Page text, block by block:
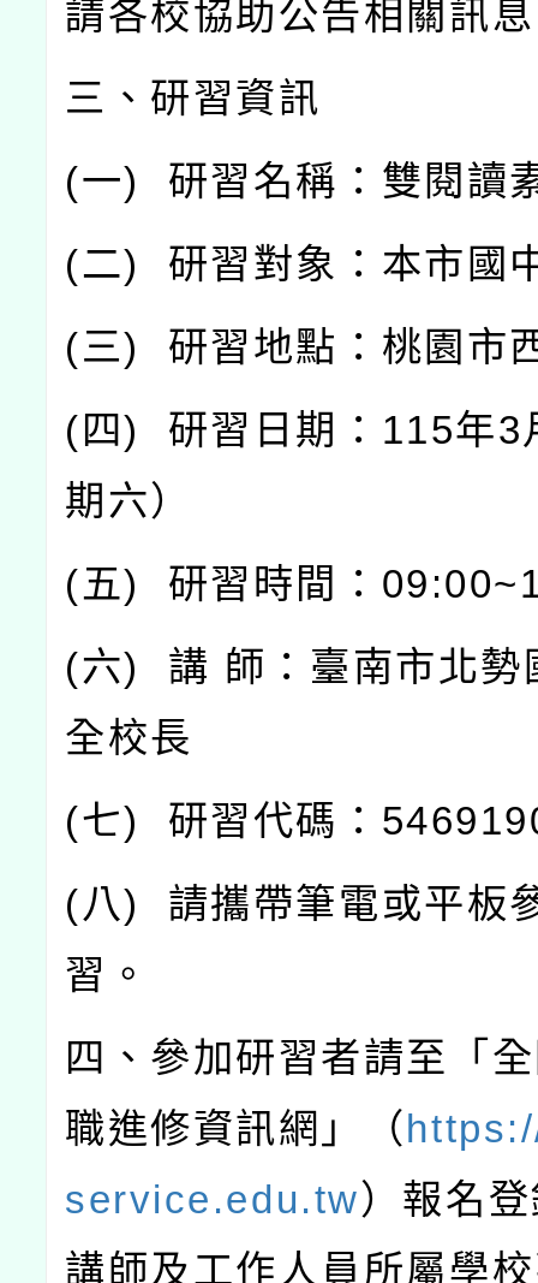
請各校協助公告相關訊
三、研習資訊
(一) 研習名稱：雙閱讀
(二) 研習對象：本市國
(三) 研習地點：桃園市
( 四) 研習日期： 115年3
期六）
(五) 研習時間：
(六) 講 師：臺南市北勢
全校長
(七) 研習代碼：
(八) 請攜帶筆電或平板
習。
四、參加研習者請至「
職進修資訊網」（
service.edu.tw）報名
講師及工作人員所屬學